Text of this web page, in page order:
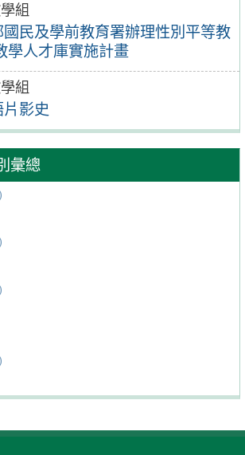
組
民及學前教育署辦理性別平等教
學人才庫實施計畫
組
影史
彙總